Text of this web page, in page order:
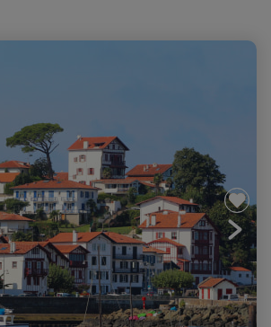
en Pays Basque, le goût de